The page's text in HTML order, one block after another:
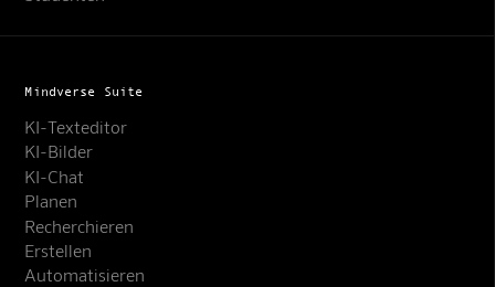
Mindverse Suite
KI-Texteditor
KI-Bilder
KI-Chat
Planen
Recherchieren
Erstellen
Automatisieren